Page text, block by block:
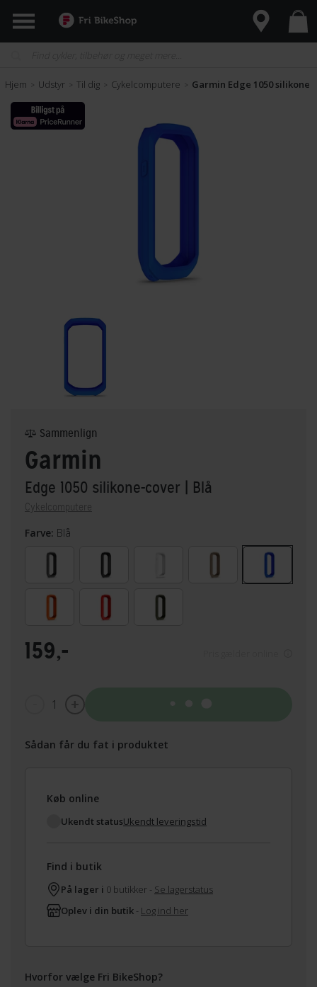
Hjem > Udstyr > Til dig > Cykelcomputere > Garmin Edge 1050 silikone-
Garmin
Edge 1050 silikone-cover | Blå
Cykelcomputere
Sammenlign
Farve: Blå
159,-
1
Sådan får du fat i produktet
Køb online
Ukendt statusUkendt leveringstid
Find i butik
På lager i 0 butikker - Se lagerstatus
Oplev i din butik - Log ind her
Hvorfor vælge Fri BikeShop?